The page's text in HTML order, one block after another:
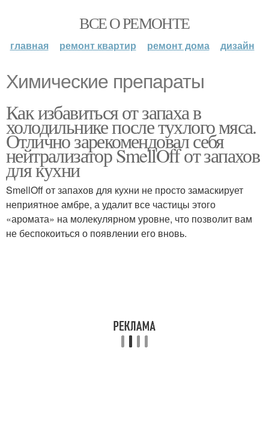
ВСЕ О РЕМОНТЕ
главная ремонт квартир ремонт дома дизайн
Химические препараты
Как избавиться от запаха в
холодильнике после тухлого мяса.
Отлично зарекомендовал себя
нейтрализатор SmellOff от запахов
для кухни
SmellOff от запахов для кухни не просто замаскирует
неприятное амбре, а удалит все частицы этого
«аромата» на молекулярном уровне, что позволит вам
не беспокоиться о появлении его вновь.